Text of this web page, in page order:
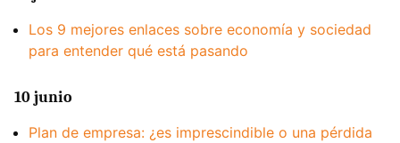
Los 9 mejores enlaces sobre economía y sociedad
para entender qué está pasando
10 junio
Plan de empresa: ¿es imprescindible o una pérdida